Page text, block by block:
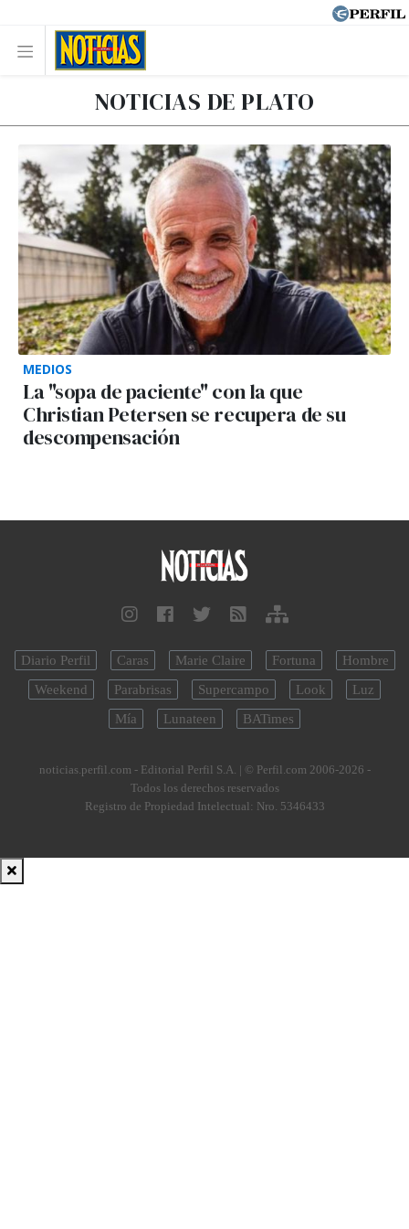
NOTICIAS DE PLATO
MEDIOS
La "sopa de paciente" con la que
Christian Petersen se recupera de su
descompensación
Diario Perfil Caras Marie Claire Fortuna
Hombre
Weekend
Parabrisas Supercampo Look
Luz
Mía
Lunateen BATimes
noticias.perfil.com - Editorial Perfil S.A. | © Perfil.com 2006-2026 -
Todos los derechos reservados
Registro de Propiedad Intelectual: Nro. 5346433